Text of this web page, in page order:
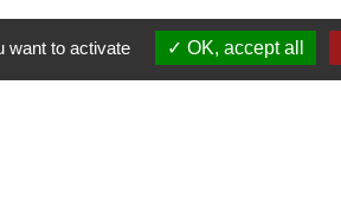
want to activate OK, accept all